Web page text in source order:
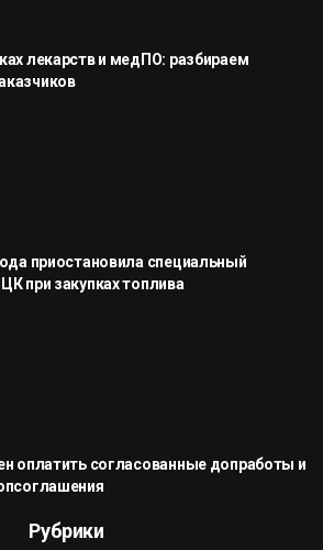
лекарств и медПО: разбираем
приостановила специальный
при закупках топлива
оплатить согласованные допработы и
Рубрики